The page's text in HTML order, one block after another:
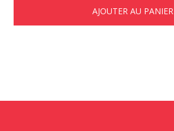
AJOUTER AU PANIER